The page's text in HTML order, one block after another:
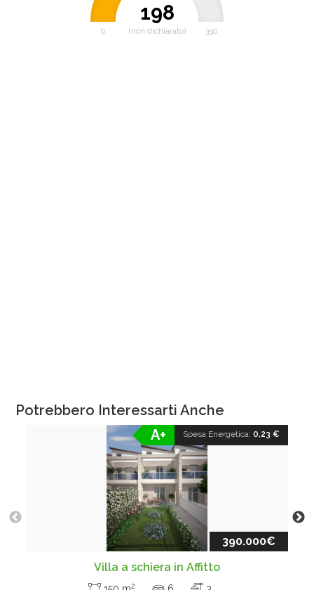
198
(non dichiarato)
0 350
Potrebbero Interessarti Anche
Spesa Energetica: 0,23 €
A+
390.000€
Villa a schiera in Affitto
2